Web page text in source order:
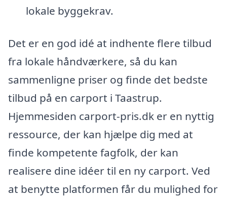
lokale byggekrav.
Det er en god idé at indhente flere tilbud
fra lokale håndværkere, så du kan
sammenligne priser og finde det bedste
tilbud på en carport i Taastrup.
Hjemmesiden carport-pris.dk er en nyttig
ressource, der kan hjælpe dig med at
finde kompetente fagfolk, der kan
realisere dine idéer til en ny carport. Ved
at benytte platformen får du mulighed for